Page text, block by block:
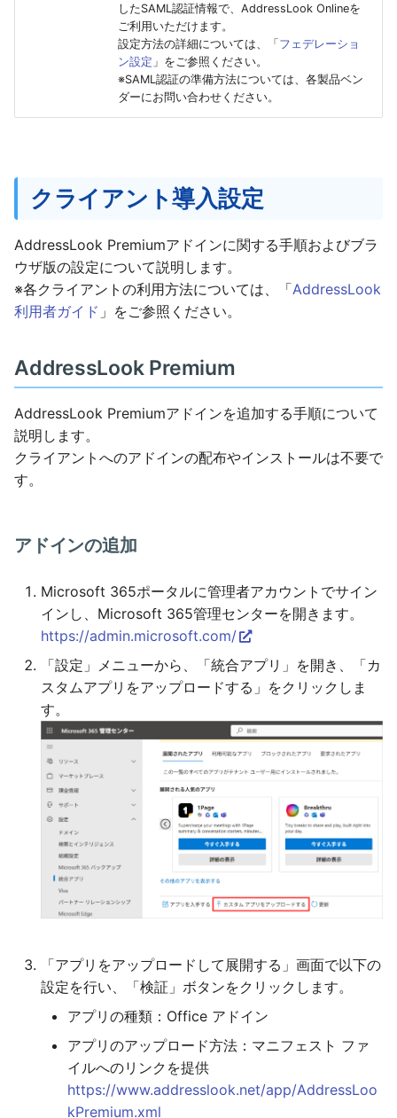
したSAML認証情報で、AddressLook Onlineを
ご利用いただけます。
設定方法の詳細については、「フェデレーショ
ン設定 」をご参照ください。
※SAML認証の準備方法については、各製品ベン
ダーにお問い合わせください。
クライアント導入設定
AddressLook Premiumアドインに関する手順およびブラ
ウザ版の設定について説明します。
※各クライアントの利用方法については、「AddressLook
利用者ガイド 」をご参照ください。
AddressLook Premium
AddressLook Premiumアドインを追加する手順について
説明します。
クライアントへのアドインの配布やインストールは不要で
す。
アドインの追加
Microsoft 365ポータルに管理者アカウントでサイン
インし、Microsoft 365管理センターを開きます。
https://admin.microsoft.com/
「設定」メニューから、「統合アプリ」を開き、「カ
スタムアプリをアップロードする」をクリックしま
す。
「アプリをアップロードして展開する」画面で以下の
設定を行い、「検証」ボタンをクリックします。
アプリの種類：Office アドイン
アプリのアップロード方法：マニフェスト ファ
イルへのリンクを提供
https://www.addresslook.net/app/AddressLoo
kPremium.xml